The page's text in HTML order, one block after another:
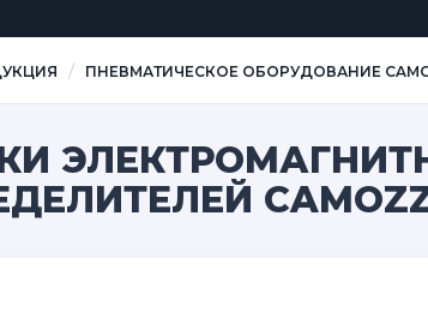
ПНЕВМАТИЧЕСКОЕ ОБОРУДОВАНИЕ